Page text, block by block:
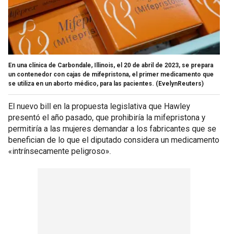
En una clínica de Carbondale, Illinois, el 20 de abril de 2023, se prepara
un contenedor con cajas de mifepristona, el primer medicamento que
se utiliza en un aborto médico, para las pacientes. (EvelynReuters)
El nuevo bill en la propuesta legislativa que Hawley
presentó el año pasado, que prohibiría la mifepristona y
permitiría a las mujeres demandar a los fabricantes que se
benefician de lo que el diputado considera un medicamento
«intrínsecamente peligroso».